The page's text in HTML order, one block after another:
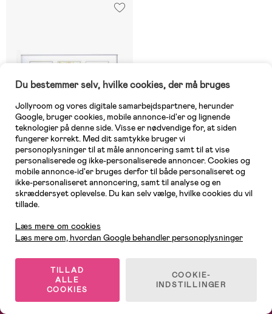
Midlertidigt udsolgt
(0)
Pearhead Babyprints
199 kr
Du bestemmer selv, hvilke cookies, der må bruges
Jollyroom og vores digitale samarbejdspartnere, herunder
Google, bruger cookies, mobile annonce-id'er og lignende
teknologier på denne side. Visse er nødvendige for, at siden
fungerer korrekt. Med dit samtykke bruger vi
personoplysninger til at måle annoncering samt til at vise
personaliserede og ikke-personaliserede annoncer. Cookies og
mobile annonce-id'er bruges derfor til både personaliseret og
ikke-personaliseret annoncering, samt til analyse og en
skræddersyet oplevelse. Du kan selv vælge, hvilke cookies du vil
tillade.
Læs mere om cookies
Læs mere om, hvordan Google behandler personoplysninger
TILLAD
ALLE
COOKIES
COOKIE-
INDSTILLINGER